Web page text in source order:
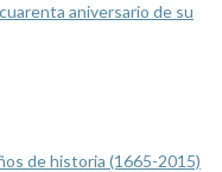
aniversario de su
de historia (1665-2015)